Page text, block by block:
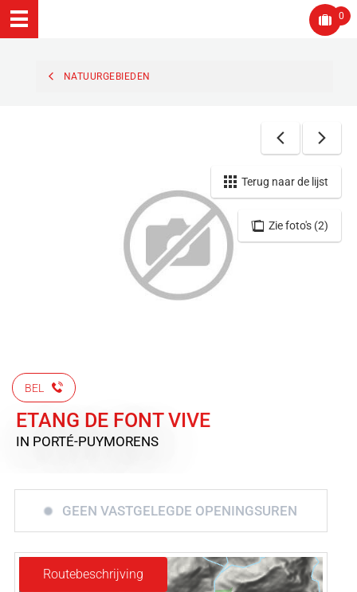
0
NATUURGEBIEDEN
Zie foto's (2)
Terug naar de lijst
BEL
ETANG DE FONT VIVE
IN PORTÉ-PUYMORENS
GEEN VASTGELEGDE OPENINGSUREN
Routebeschrijving